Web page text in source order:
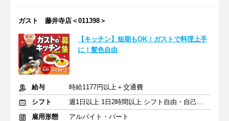
ガスト 藤井寺店＜011398＞
【キッチン】短期もOK！ガストで料理上手
に！髪色自由
給与
時給1177円以上＋交通費
シフト
週1日以上 1日2時間以上 シフト自由・自己申告
雇用形態
アルバイト・パート